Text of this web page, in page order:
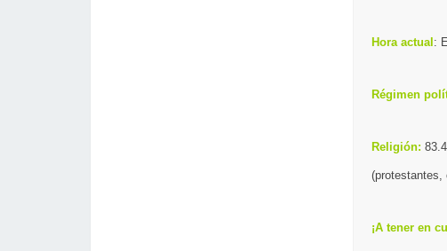
Hora actual :
Régimen
Religión:
(protestantes,
¡A tener en